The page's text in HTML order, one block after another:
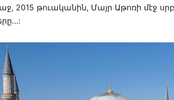
2015 թուականին, Մայր Աթոռի մէջ